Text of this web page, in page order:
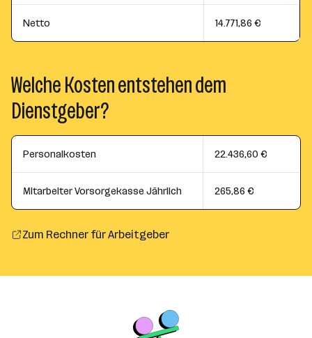
Netto 14.771,86 €
Welche Kosten entstehen dem
Dienstgeber?
Personalkosten 22.436,60 €
Mitarbeiter Vorsorgekasse Jährlich 265,86 €
Zum Rechner für Arbeitgeber